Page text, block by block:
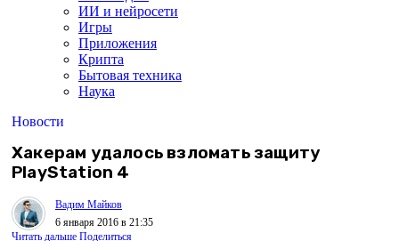
ИИ и нейросети
Игры
Приложения
Крипта
Бытовая техника
Наука
Новости
Хакерам удалось взломать защиту
PlayStation 4
Вадим Майков
6 января 2016 в 21:35
Читать дальше Поделиться